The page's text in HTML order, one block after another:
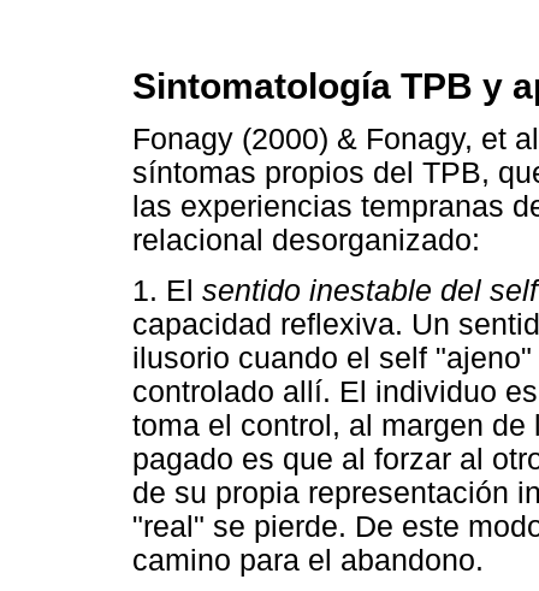
Sintomatología TPB y
Fonagy (2000) & Fonagy, et
síntomas propios del TPB,
las experiencias tempranas
relacional desorganizado:
1. El sentido inestable del self
capacidad reflexiva. Un
ilusorio cuando el self
controlado allí. El individuo
toma el control, al margen
pagado es que al forzar al
de su propia representación
"real" se pierde. De este
camino para el abandono.